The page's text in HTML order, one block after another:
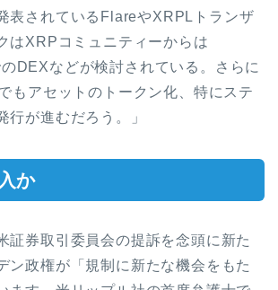
表されているFlareやXRPLトランザ
はXRPコミュニティーからは
DEXなどが検討されている。さらに
もアセットのトークン化、特にステ
行が進むだろう。」
か
証券取引委員会の提訴を念頭に新た
ン政権が「規制に新たな機会をもた